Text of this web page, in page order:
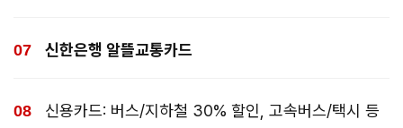
신한은행 알뜰교통카드
신용카드: 버스/지하철 30% 할인, 고속버스/택시 등